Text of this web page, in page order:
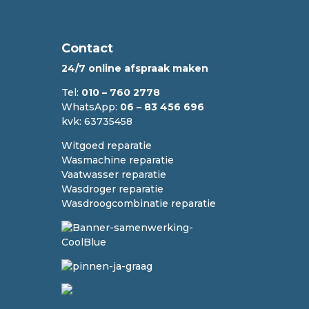
Contact
24/7 online afspraak maken
Tel: 010 – 760 2778
WhatsApp: 06 – 83 456 696
kvk: 63735458
Witgoed reparatie
Wasmachine reparatie
Vaatwasser reparatie
Wasdroger reparatie
Wasdroogcombinatie reparatie